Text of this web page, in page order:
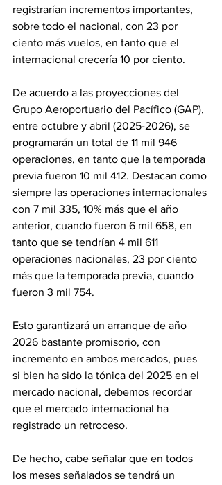
registrarían incrementos importantes,
sobre todo el nacional, con 23 por
ciento más vuelos, en tanto que el
internacional crecería 10 por ciento.
De acuerdo a las proyecciones del
Grupo Aeroportuario del Pacífico (GAP),
entre octubre y abril (2025-2026), se
programarán un total de 11 mil 946
operaciones, en tanto que la temporada
previa fueron 10 mil 412. Destacan como
siempre las operaciones internacionales
con 7 mil 335, 10% más que el año
anterior, cuando fueron 6 mil 658, en
tanto que se tendrían 4 mil 611
operaciones nacionales, 23 por ciento
más que la temporada previa, cuando
fueron 3 mil 754.
Esto garantizará un arranque de año
2026 bastante promisorio, con
incremento en ambos mercados, pues
si bien ha sido la tónica del 2025 en el
mercado nacional, debemos recordar
que el mercado internacional ha
registrado un retroceso.
De hecho, cabe señalar que en todos
los meses señalados se tendrá un